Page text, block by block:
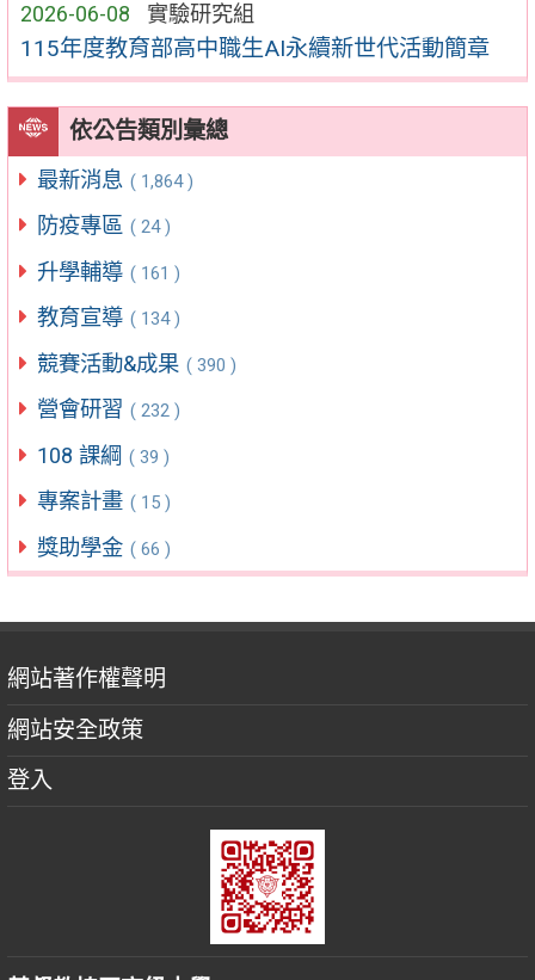
2026-06-08 實驗研究組
115年度教育部高中職生AI永續新世代活動簡章
依公告類別彙總
最新消息 ( 1,864 )
防疫專區 ( 24 )
升學輔導 ( 161 )
教育宣導 ( 134 )
競賽活動&成果 ( 390 )
營會研習 ( 232 )
108 課綱 ( 39 )
專案計畫 ( 15 )
獎助學金 ( 66 )
網站著作權聲明
網站安全政策
登入